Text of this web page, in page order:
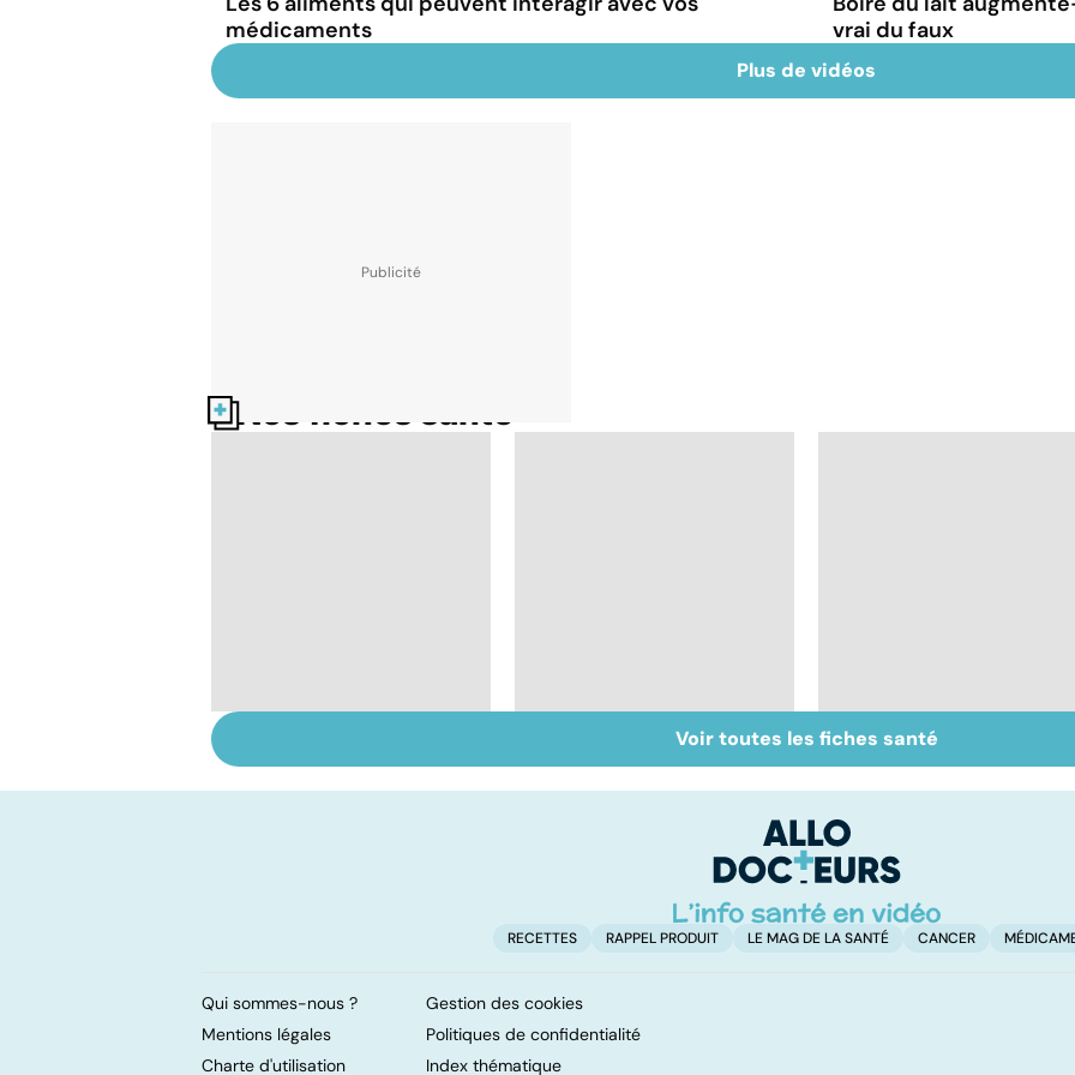
médicaments
vrai du faux
Plus de vidéos
Nos fiches santé
des bosses sous la
La sciatique : un
symptôme
Ostéoporose :
préserver le capital
Voir toutes les fiches santé
RECETTES RAPPEL PRODUIT LE MAG DE LA SANTÉ CANCER
Qui sommes-nous ?
Gestion des cookies
Mentions légales
Politiques de confidentialité
Charte d'utilisation
Index thématique